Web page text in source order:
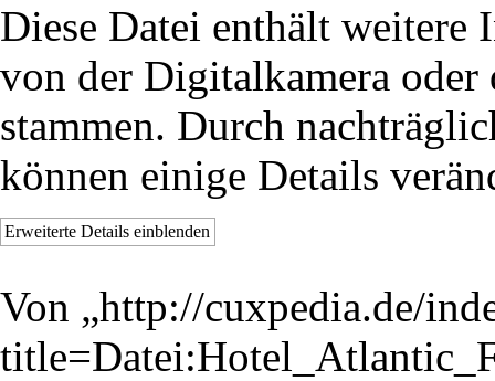
Diese Datei enthält weitere
von der Digitalkamera oder
stammen. Durch
können einige Details
Erweiterte Details einblenden
Von „http://cuxpedia.de/